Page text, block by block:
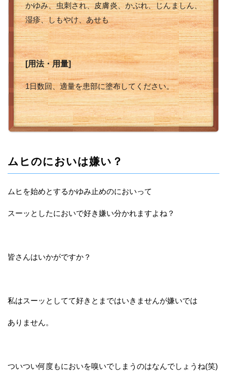
かゆみ、虫刺され、皮膚炎、かぶれ、じんましん、
湿疹、しもやけ、あせも
[用法・用量]
1日数回、適量を患部に塗布してください。
ムヒのにおいは嫌い？
ムヒを始めとするかゆみ止めのにおいって
スーッとしたにおいで好き嫌い分かれますよね？
皆さんはいかがですか？
私はスーッとしてて好きとまではいきませんが嫌いでは
ありません。
ついつい何度もにおいを嗅いでしまうのはなんでしょうね(笑)